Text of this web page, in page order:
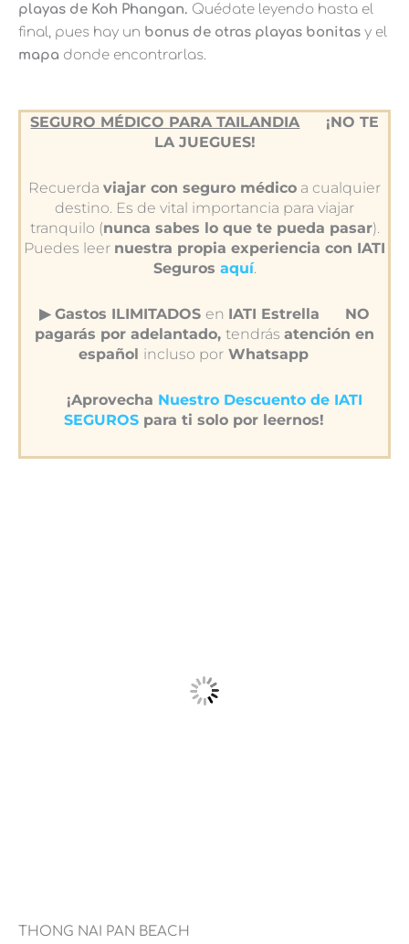
playas de Koh Phangan. Quédate leyendo hasta el
final, pues hay un bonus de otras playas bonitas y el
mapa donde encontrarlas.
SEGURO MÉDICO PARA TAILANDIA
¡NO TE
LA JUEGUES!
Recuerda viajar con seguro médico a cualquier
destino. Es de vital importancia para viajar
tranquilo (nunca sabes lo que te pueda pasar).
Puedes leer nuestra propia experiencia con IATI
Seguros aquí.
▶︎ Gastos ILIMITADOS en IATI Estrella
NO
pagarás por adelantado, tendrás atención en
español incluso por Whatsapp
¡Aprovecha Nuestro Descuento de IATI
SEGUROSpara ti solo por leernos!
THONG NAI PAN BEACH